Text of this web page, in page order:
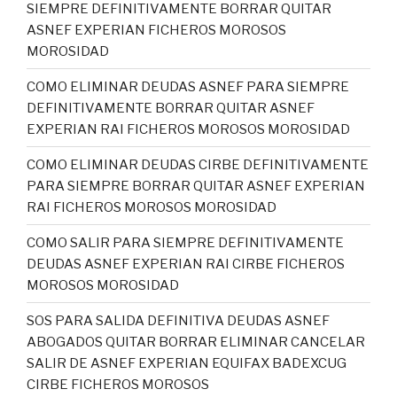
SIEMPRE DEFINITIVAMENTE BORRAR QUITAR
ASNEF EXPERIAN FICHEROS MOROSOS
MOROSIDAD
COMO ELIMINAR DEUDAS ASNEF PARA SIEMPRE
DEFINITIVAMENTE BORRAR QUITAR ASNEF
EXPERIAN RAI FICHEROS MOROSOS MOROSIDAD
COMO ELIMINAR DEUDAS CIRBE DEFINITIVAMENTE
PARA SIEMPRE BORRAR QUITAR ASNEF EXPERIAN
RAI FICHEROS MOROSOS MOROSIDAD
COMO SALIR PARA SIEMPRE DEFINITIVAMENTE
DEUDAS ASNEF EXPERIAN RAI CIRBE FICHEROS
MOROSOS MOROSIDAD
SOS PARA SALIDA DEFINITIVA DEUDAS ASNEF
ABOGADOS QUITAR BORRAR ELIMINAR CANCELAR
SALIR DE ASNEF EXPERIAN EQUIFAX BADEXCUG
CIRBE FICHEROS MOROSOS